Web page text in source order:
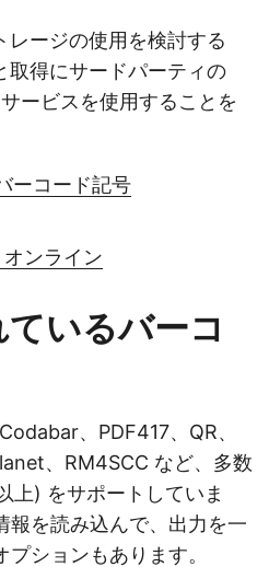
ージの使用を検討する
取得にサードパーティの
ービスを使用することを
ーコード記号
ンライン
いるバーコ
、PDF417、QR、
、RM4SCC など、多数
上) をサポートしていま
報を読み込んで、出力を一
ションもあります。